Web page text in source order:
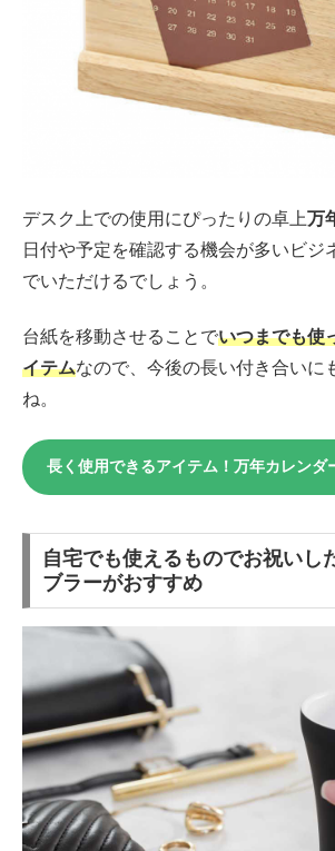
デスク上での使用にぴったりの卓上万
日付や予定を確認する機会が多いビジ
でいただけるでしょう。
台紙を移動させることでいつまでも使
イテムなので、今後の長い付き合いに
ね。
長く使用できるアイテム！万年カレンダ
自宅でも使えるものでお祝いし
ブラーがおすすめ